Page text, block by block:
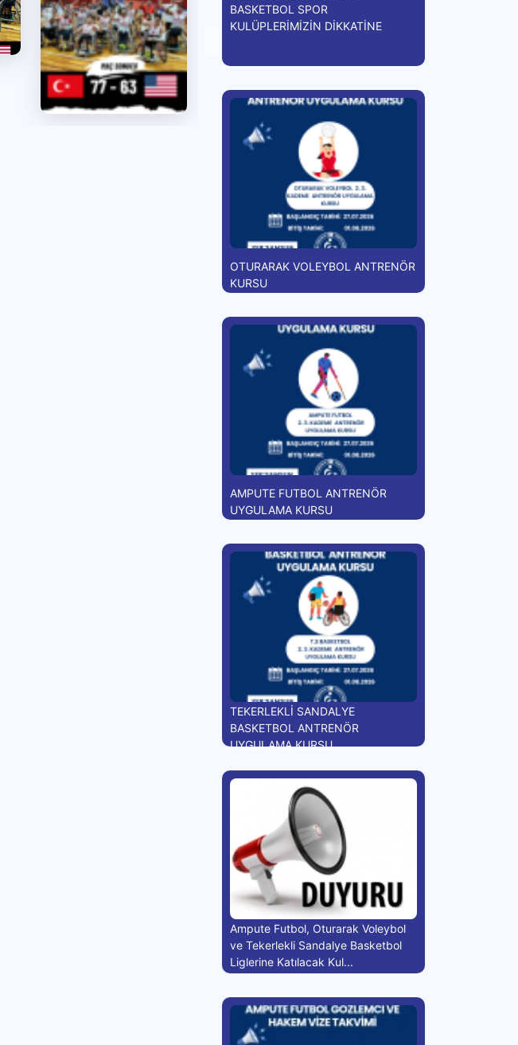
BASKETBOL SPOR
KULÜPLERİMİZİN DİKKATİNE
OTURARAK VOLEYBOL ANTRENÖR
KURSU
AMPUTE FUTBOL ANTRENÖR
UYGULAMA KURSU
TEKERLEKLİ SANDALYE
BASKETBOL ANTRENÖR
UYGULAMA KURSU
Ampute Futbol, Oturarak Voleybol
ve Tekerlekli Sandalye Basketbol
Liglerine Katılacak Kul...